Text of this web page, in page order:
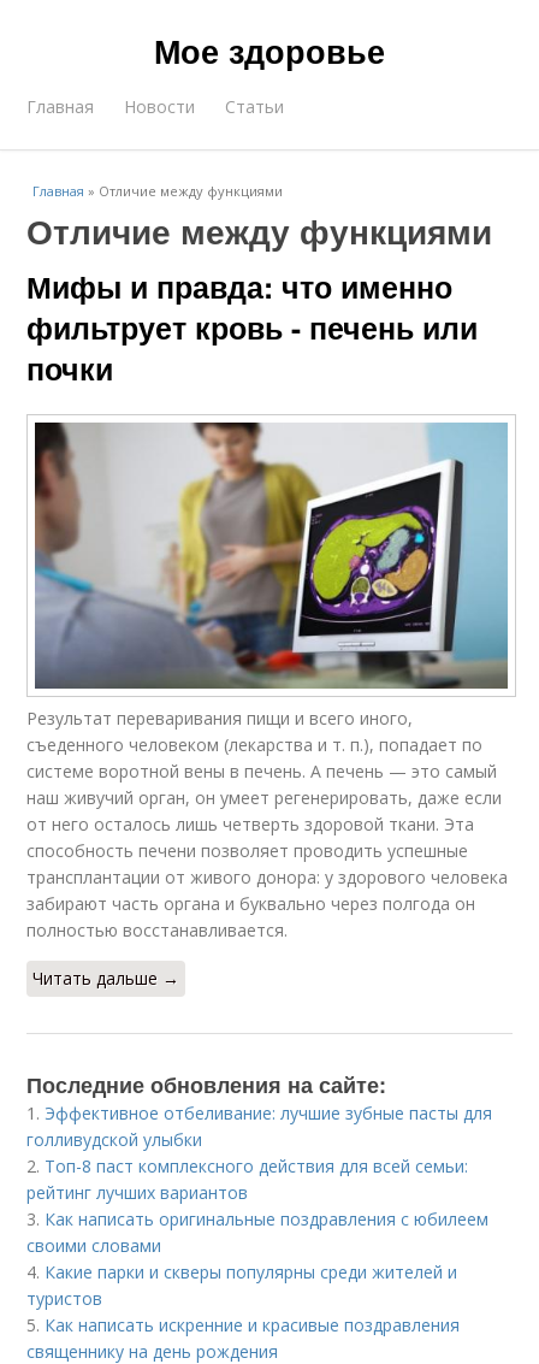
Мое здоровье
Главная Новости Статьи
Главная » Отличие между функциями
Отличие между функциями
Мифы и правда: что именно
фильтрует кровь - печень или
почки
Результат переваривания пищи и всего иного,
съеденного человеком (лекарства и т. п.), попадает по
системе воротной вены в печень. А печень — это самый
наш живучий орган, он умеет регенерировать, даже если
от него осталось лишь четверть здоровой ткани. Эта
способность печени позволяет проводить успешные
трансплантации от живого донора: у здорового человека
забирают часть органа и буквально через полгода он
полностью восстанавливается.
Читать дальше →
Последние обновления на сайте:
1. Эффективное отбеливание: лучшие зубные пасты для
голливудской улыбки
2. Топ-8 паст комплексного действия для всей семьи:
рейтинг лучших вариантов
3. Как написать оригинальные поздравления с юбилеем
своими словами
4. Какие парки и скверы популярны среди жителей и
туристов
5. Как написать искренние и красивые поздравления
священнику на день рождения